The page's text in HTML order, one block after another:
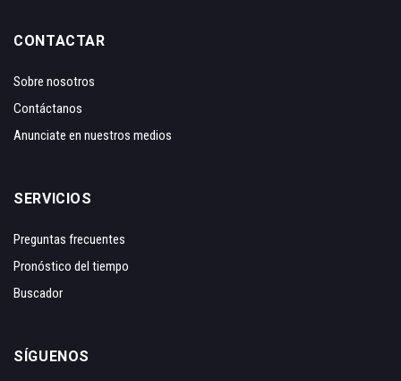
CONTACTAR
Sobre nosotros
Contáctanos
Anunciate en nuestros medios
SERVICIOS
Preguntas frecuentes
Pronóstico del tiempo
Buscador
SÍGUENOS